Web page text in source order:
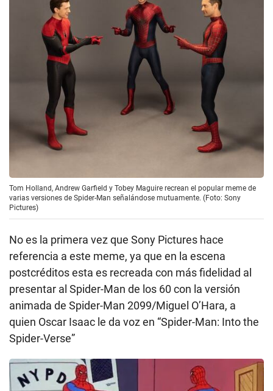
Tom Holland, Andrew Garfield y Tobey Maguire recrean el popular meme de
varias versiones de Spider-Man señalándose mutuamente. (Foto: Sony
Pictures)
No es la primera vez que Sony Pictures hace
referencia a este meme, ya que en la escena
postcréditos esta es recreada con más fidelidad al
presentar al Spider-Man de los 60 con la versión
animada de Spider-Man 2099/Miguel O’Hara, a
quien Oscar Isaac le da voz en “Spider-Man: Into the
Spider-Verse”